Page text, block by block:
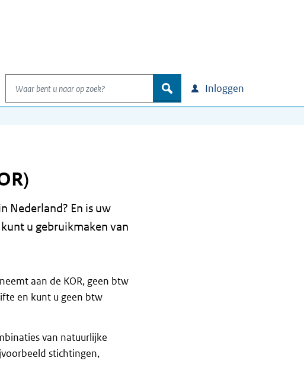
Waar bent u naar op zoek?
zoek Inloggen
Nederland? En is uw
u gebruikmaken van
aan de KOR, geen btw
en kunt u geen btw
van natuurlijke
stichtingen,